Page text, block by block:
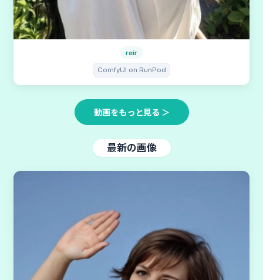
reír
ComfyUI on RunPod
動画をもっと見る ＞
最新の画像